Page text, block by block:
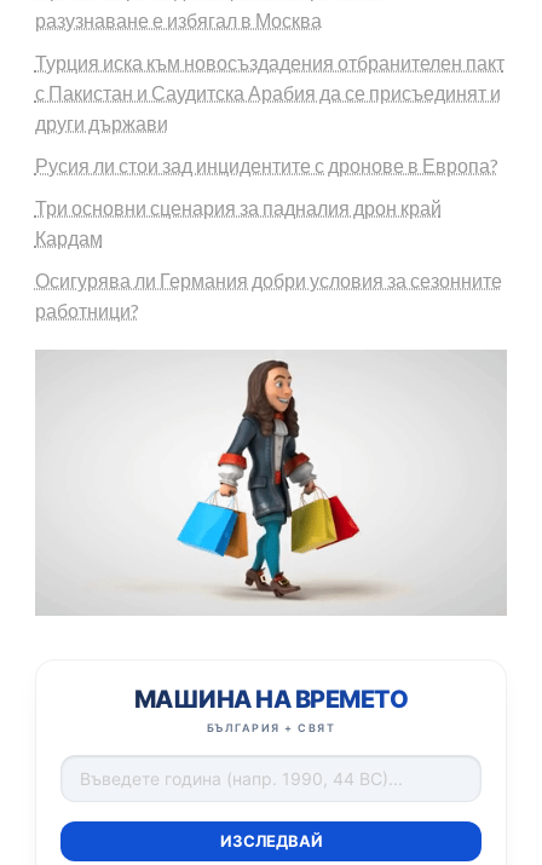
разузнаване е избягал в Москва
Турция иска към новосъздадения отбранителен пакт
с Пакистан и Саудитска Арабия да се присъединят и
други държави
Русия ли стои зад инцидентите с дронове в Европа?
Три основни сценария за падналия дрон край
Кардам
Осигурява ли Германия добри условия за сезонните
работници?
МАШИНА НА ВРЕМЕТО
БЪЛГАРИЯ + СВЯТ
ИЗСЛЕДВАЙ